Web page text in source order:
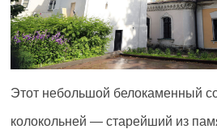
Этот небольшой белокаменный
колокольней — старейший из